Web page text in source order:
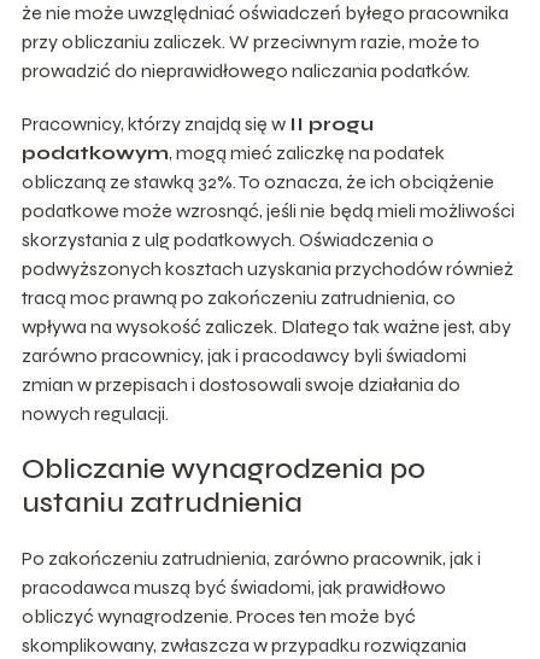
że nie może uwzględniać oświadczeń byłego pracownika
przy obliczaniu zaliczek. W przeciwnym razie, może to
prowadzić do nieprawidłowego naliczania podatków.
Pracownicy, którzy znajdą się w II progu
podatkowym, mogą mieć zaliczkę na podatek
obliczaną ze stawką 32%. To oznacza, że ich obciążenie
podatkowe może wzrosnąć, jeśli nie będą mieli możliwości
skorzystania z ulg podatkowych. Oświadczenia o
podwyższonych kosztach uzyskania przychodów również
tracą moc prawną po zakończeniu zatrudnienia, co
wpływa na wysokość zaliczek. Dlatego tak ważne jest, aby
zarówno pracownicy, jak i pracodawcy byli świadomi
zmian w przepisach i dostosowali swoje działania do
nowych regulacji.
Obliczanie wynagrodzenia po
ustaniu zatrudnienia
Po zakończeniu zatrudnienia, zarówno pracownik, jak i
pracodawca muszą być świadomi, jak prawidłowo
obliczyć wynagrodzenie. Proces ten może być
skomplikowany, zwłaszcza w przypadku rozwiązania